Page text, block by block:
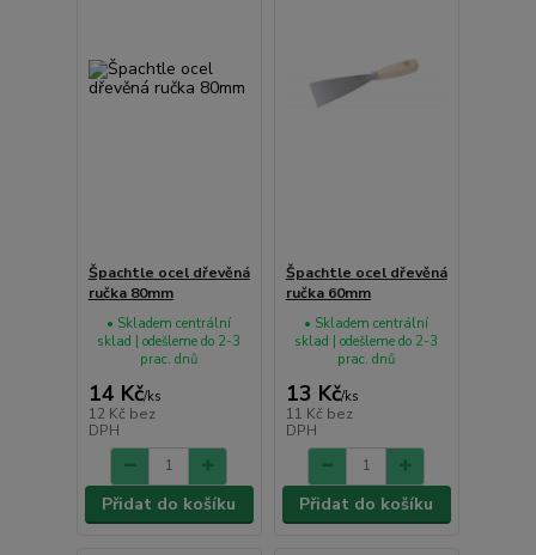
Špachtle ocel dřevěná
ručka 80mm
14 Kč/ks
12 Kč bez
DPH
• Skladem centrální
sklad | odešleme do 2-3
prac. dnů
Přidat do košíku
Špachtle ocel dřevěná
ručka 60mm
13 Kč/ks
11 Kč bez
DPH
• Skladem centrální
sklad | odešleme do 2-3
prac. dnů
Přidat do košíku